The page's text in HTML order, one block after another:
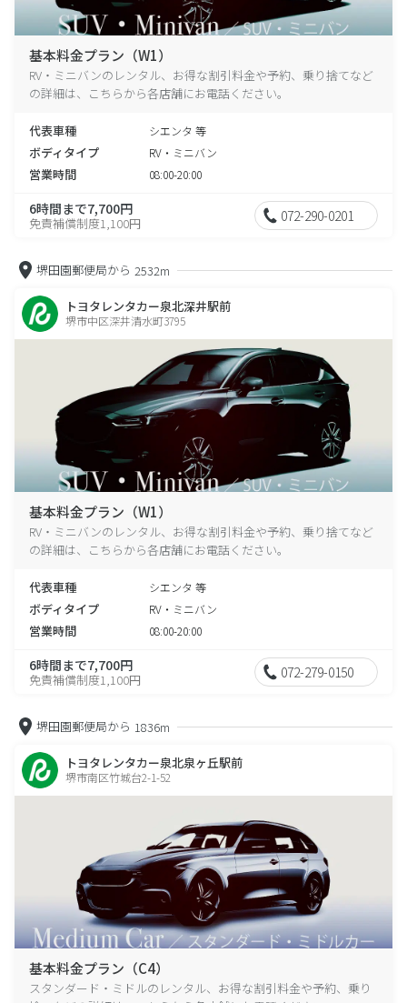
基本料金プラン（W1）
RV・ミニバンのレンタル、お得な割引料金や予約、乗り捨てなど
の詳細は、こちらから各店舗にお電話ください。
代表車種 シエンタ 等
ボディタイプ RV・ミニバン
営業時間 08:00-20:00
6時間まで7,700円
免責補償制度1,100円 072-290-0201
堺田園郵便局から 2532m
トヨタレンタカー泉北深井駅前
堺市中区深井清水町3795
基本料金プラン（W1）
RV・ミニバンのレンタル、お得な割引料金や予約、乗り捨てなど
の詳細は、こちらから各店舗にお電話ください。
代表車種 シエンタ 等
ボディタイプ RV・ミニバン
営業時間 08:00-20:00
6時間まで7,700円
免責補償制度1,100円 072-279-0150
堺田園郵便局から 1836m
トヨタレンタカー泉北泉ヶ丘駅前
堺市南区竹城台2-1-52
基本料金プラン（C4）
スタンダード・ミドルのレンタル、お得な割引料金や予約、乗り